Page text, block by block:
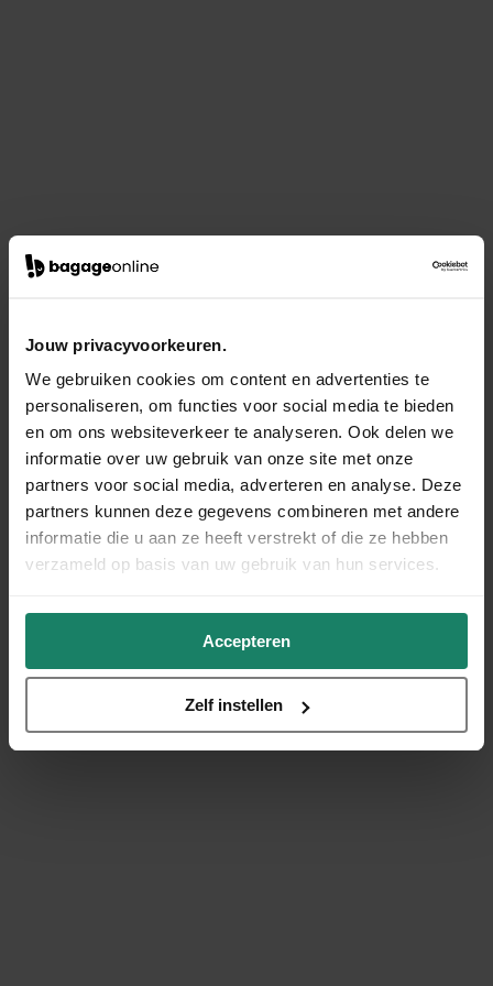
Jouw privacyvoorkeuren.
We gebruiken cookies om content en advertenties te
personaliseren, om functies voor social media te bieden
en om ons websiteverkeer te analyseren. Ook delen we
informatie over uw gebruik van onze site met onze
partners voor social media, adverteren en analyse. Deze
partners kunnen deze gegevens combineren met andere
informatie die u aan ze heeft verstrekt of die ze hebben
verzameld op basis van uw gebruik van hun services.
Accepteren
Zelf instellen